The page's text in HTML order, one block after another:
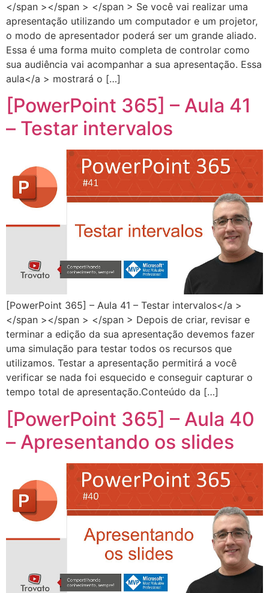
</span ></span > </span > Se você vai realizar uma
apresentação utilizando um computador e um projetor,
o modo de apresentador poderá ser um grande aliado.
Essa é uma forma muito completa de controlar como
sua audiência vai acompanhar a sua apresentação. Essa
aula</a > mostrará o […]
[PowerPoint 365] – Aula 41
– Testar intervalos
[PowerPoint 365] – Aula 41 – Testar intervalos</a >
</span ></span > </span > Depois de criar, revisar e
terminar a edição da sua apresentação devemos fazer
uma simulação para testar todos os recursos que
utilizamos. Testar a apresentação permitirá a você
verificar se nada foi esquecido e conseguir capturar o
tempo total de apresentação.Conteúdo da […]
[PowerPoint 365] – Aula 40
– Apresentando os slides